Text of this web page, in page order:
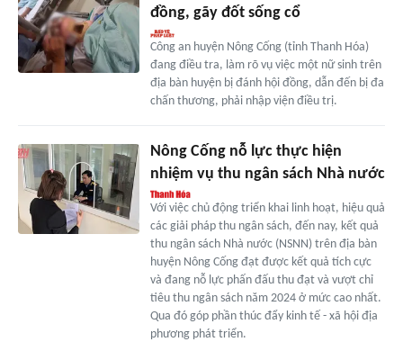
đồng, gãy đốt sống cổ
Công an huyện Nông Cống (tỉnh Thanh Hóa)
đang điều tra, làm rõ vụ việc một nữ sinh trên
địa bàn huyện bị đánh hội đồng, dẫn đến bị đa
chấn thương, phải nhập viện điều trị.
Nông Cống nỗ lực thực hiện
nhiệm vụ thu ngân sách Nhà nước
Với việc chủ động triển khai linh hoạt, hiệu quả
các giải pháp thu ngân sách, đến nay, kết quả
thu ngân sách Nhà nước (NSNN) trên địa bàn
huyện Nông Cống đạt được kết quả tích cực
và đang nỗ lực phấn đấu thu đạt và vượt chỉ
tiêu thu ngân sách năm 2024 ở mức cao nhất.
Qua đó góp phần thúc đẩy kinh tế - xã hội địa
phương phát triển.